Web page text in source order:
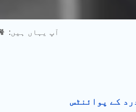
آپ یہاں ہیں:
کے پوائنٹس